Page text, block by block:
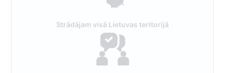
Strādājam visā Lietuvas teritorijā